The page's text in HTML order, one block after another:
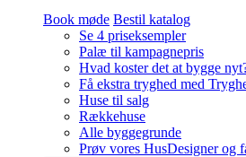
Book møde Bestil katalog
Se 4 priseksempler
Palæ til kampagnepris
Hvad koster det at bygge
Få ekstra tryghed med
Huse til salg
Rækkehuse
Alle byggegrunde
Prøv vores HusDesigner og